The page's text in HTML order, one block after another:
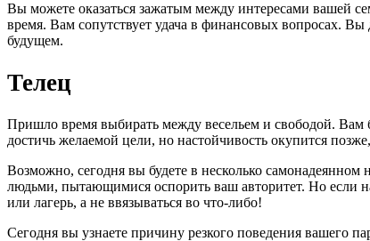
Вы можете оказаться зажатым между интересами вашей
время. Вам сопутствует удача в финансовых вопросах.
будущем.
Телец
Пришло время выбирать между весельем и свободой. Вам
достичь желаемой цели, но настойчивость окупится
Возможно, сегодня вы будете в несколько
людьми, пытающимися оспорить ваш авторитет. Но если
или лагерь, а не ввязываться во что-либо!
Сегодня вы узнаете причину резкого поведения вашего